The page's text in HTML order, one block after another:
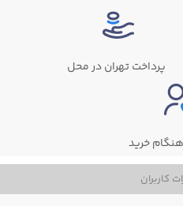
پرداخت تهران در محل
خرید
کاربران